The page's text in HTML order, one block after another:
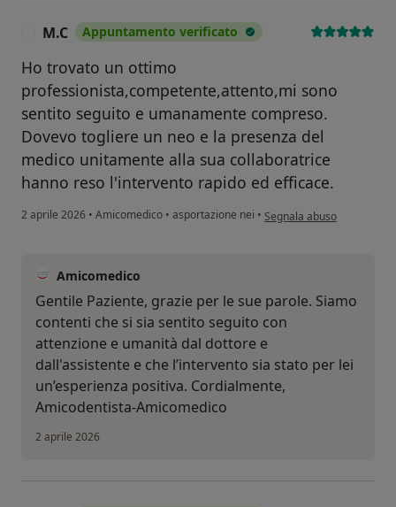
M.C Appuntamento verificato
Ho trovato un ottimo
professionista,competente,attento,mi sono
sentito seguito e umanamente compreso.
Dovevo togliere un neo e la presenza del
medico unitamente alla sua collaboratrice
hanno reso l'intervento rapido ed efficace.
2 aprile 2026 • Amicomedico • asportazione nei • secondo l'opinione
Segnala abuso
Amicomedico
Gentile Paziente, grazie per le sue parole. Siamo
contenti che si sia sentito seguito con
attenzione e umanità dal dottore e
dall'assistente e che l’intervento sia stato per lei
un’esperienza positiva. Cordialmente,
Amicodentista-Amicomedico
2 aprile 2026